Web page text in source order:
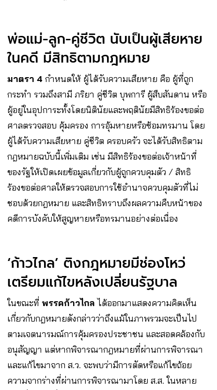
พ่อแม่-ลูก-คู่ชีวิต นับเป็นผู้เสียหาย
ในคดี มีสิทธิตามกฎหมาย
มาตรา 4 กำหนดให้ ผู้ได้รับความเสียหาย คือ ผู้ที่ถูก
กระทำ รวมถึงสามี ภริยา คู่ชีวิต บุพการี ผู้สืบสันดาน หรือ
ผู้อยู่ในอุปการะทั้งโดยนิตินัยและพฤตินัยมีสิทธิร้องขอต่อ
ศาลตรวจสอบ คุ้มครอง การอุ้มหายหรือซ้อมทรมาน โดย
ผู้ได้รับความเสียหาย คู่ชีวิต ครอบครัว จะได้รับสิทธิตาม
กฎหมายฉบับนี้เพิ่มเติม เช่น มีสิทธิร้องขอต่อเจ้าหน้าที่
ของรัฐให้เปิดเผยข้อมูลเกี่ยวกับผู้ถูกควบคุมตัว / สิทธิ
ร้องขอต่อศาลให้ตรวจสอบการใช้อำนาจควบคุมตัวที่ไม่
ชอบด้วยกฎหมาย และสิทธิทราบถึงผลความคืบหน้าของ
คดีการบังคับให้สูญหายหรือทรมานอย่างต่อเนื่อง
‘ก้าวไกล’ ติงกฎหมายมีช่องโหว่
เตรียมแก้ไขหลังเปลี่ยนรัฐบาล
ในขณะที่ พรรคก้าวไกล ได้ออกมาแสดงความคิดเห็น
เกี่ยวกับกฎหมายดังกล่าวว่าถึงแม้ในภาพรวมจะเป็นไป
ตามเจตนารมณ์การคุ้มครองประชาชน และสอดคล้องกับ
อนุสัญญา แต่หากพิจารณากฎหมายที่ผ่านการพิจารณา
และแก้ไขมาจาก ส.ว. จะพบว่ามีการตัดหรือแก้ไขถ้อย
ความจากร่างที่ผ่านการพิจารณามาโดย ส.ส. ในหลาย